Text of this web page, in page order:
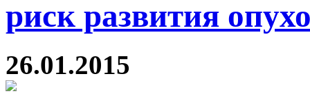
риск развития
26.01.2015